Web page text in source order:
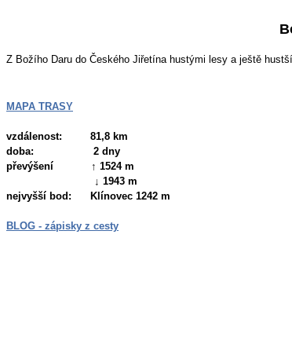
Z Božího Daru do Českého Jiřetína hustými lesy a ještě
MAPA TRASY
vzdálenost: 81,8 km
doba: 2 dny
převýšení ↑ 1524 m
↓ 1943 m
nejvyšší bod:
Klínovec 1242 m
BLOG - zápisky z cesty